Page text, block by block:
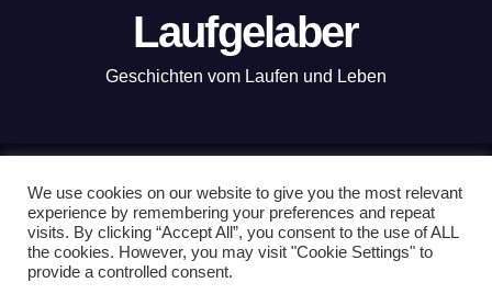
Laufgelaber
Geschichten vom Laufen und Leben
Mit Stolz präsentiert von WordPress
Theme: News Live by
Themeansar.
Nordkap100 Vanlauf Kopenhagen-Tour
We use cookies on our website to give you the most relevant
experience by remembering your preferences and repeat
visits. By clicking “Accept All”, you consent to the use of ALL
the cookies. However, you may visit "Cookie Settings" to
provide a controlled consent.